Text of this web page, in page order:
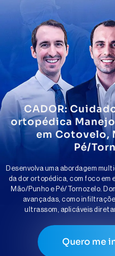
CADOR:
ortopédica
em Cotovelo,
Pé/
Desenvolva uma abordagem
da dor ortopédica, com foco em
Mão/Punho e Pé/Tornozelo.
avançadas, como
ultrassom, aplicáveis
Quero me